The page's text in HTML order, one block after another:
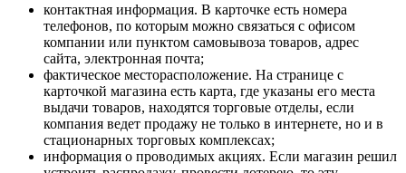
контактная информация. В карточке есть номера
телефонов, по которым можно связаться с офисом
компании или пунктом самовывоза товаров, адрес
сайта, электронная почта;
фактическое месторасположение. На странице с
карточкой магазина есть карта, где указаны его места
выдачи товаров, находятся торговые отделы, если
компания ведет продажу не только в интернете, но и в
стационарных торговых комплексах;
информация о проводимых акциях. Если магазин решил